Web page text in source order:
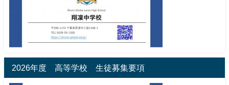
2026年度 高等学校 生徒募集要項